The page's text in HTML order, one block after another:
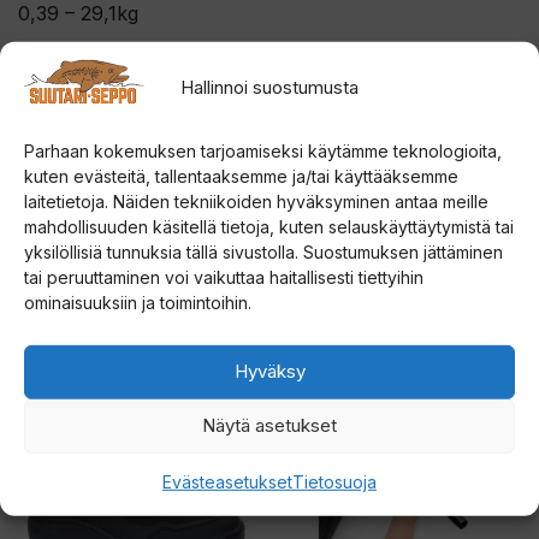
Hallinnoi suostumusta
Parhaan kokemuksen tarjoamiseksi käytämme teknologioita,
kuten evästeitä, tallentaaksemme ja/tai käyttääksemme
laitetietoja. Näiden tekniikoiden hyväksyminen antaa meille
mahdollisuuden käsitellä tietoja, kuten selauskäyttäytymistä tai
yksilöllisiä tunnuksia tällä sivustolla. Suostumuksen jättäminen
tai peruuttaminen voi vaikuttaa haitallisesti tiettyihin
ominaisuuksiin ja toimintoihin.
Hyväksy
Näytä asetukset
EvästeasetuksetTietosuoja
0,39 – 29,1kg
Tutustu myös
Tällä
tuotteella
Voit
on
muunnelma.
Voit